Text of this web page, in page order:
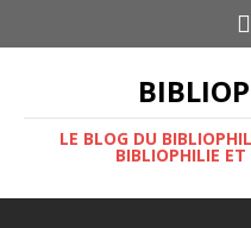
LE BLOG DU
BIBLIOPHILIE ET